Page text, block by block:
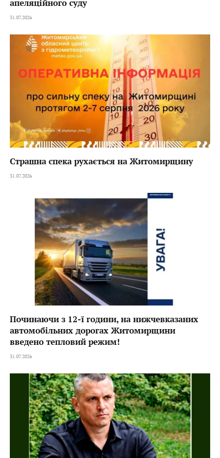
апеляційного суду
31.07.2026
Страшна спека рухається на Житомирщину
31.07.2026
Починаючи з 12-ї години, на нижчевказаних
автомобільних дорогах Житомирщини
введено тепловий режим!
31.07.2026